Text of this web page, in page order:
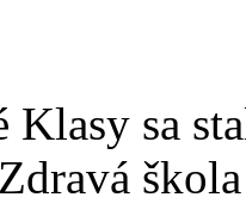
Klasy sa
škola